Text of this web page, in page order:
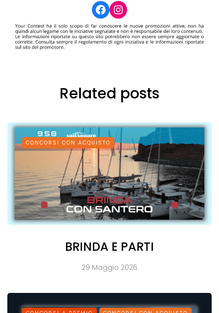
Facebook
Instagram
Related posts
CONCORSI CON ACQUISTO
BRINDA E PARTI
29 Maggio 2026